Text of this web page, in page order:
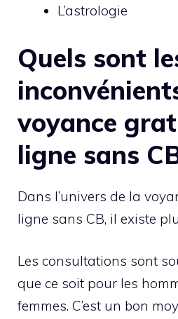
L’astrologie
Quels sont
voyance
ligne sans
Dans l’univers de la
ligne sans CB, il existe
Les consultations sont
que ce soit pour les
femmes. C’est un bon